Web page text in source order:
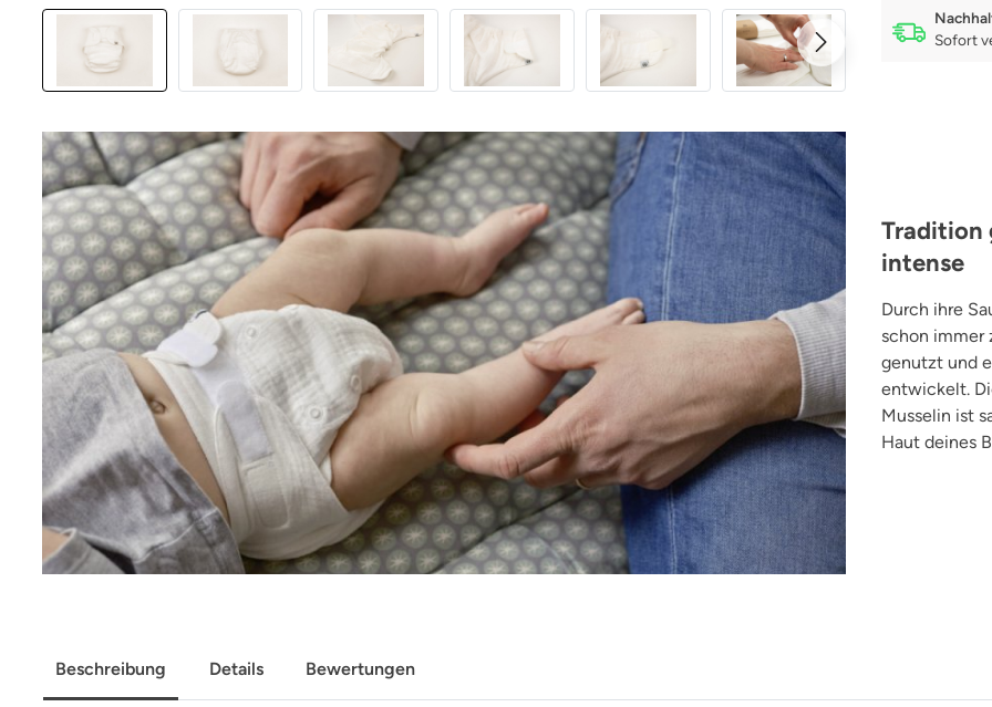
Sofort
Tradition
intense
Durch ihre
schon immer
genutzt und
entwickelt.
Musselin ist
Haut deines
Beschreibung Details Bewertungen